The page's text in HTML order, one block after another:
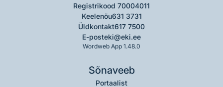
Registrikood 70004011
Keelenõu631 3731
Üldkontakt617 7500
E-posteki@eki.ee
Wordweb App 1.48.0
Sõnaveeb
Portaalist